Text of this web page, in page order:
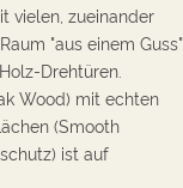
vielen, zueinander
"aus einem Guss"
Drehtüren.
Wood) mit echten
(Smooth
ist auf